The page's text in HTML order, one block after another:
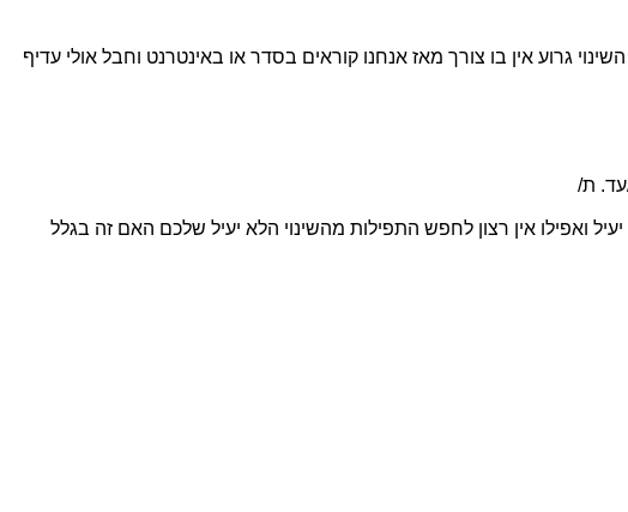
גרוע אין בו צורך מאז אנחנו קוראים בסדר או באינטרנט וחבל אולי עדיף
עד. ת/
ואפילו אין רצון לחפש התפילות מהשינוי הלא יעיל שלכם האם זה בגלל